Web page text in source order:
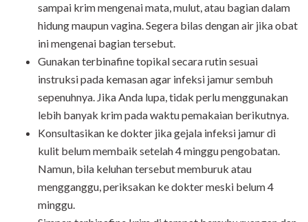
sampai krim mengenai mata, mulut, atau bagian dalam
hidung maupun vagina. Segera bilas dengan air jika obat
ini mengenai bagian tersebut.
Gunakan terbinafine topikal secara rutin sesuai
instruksi pada kemasan agar infeksi jamur sembuh
sepenuhnya. Jika Anda lupa, tidak perlu menggunakan
lebih banyak krim pada waktu pemakaian berikutnya.
Konsultasikan ke dokter jika gejala infeksi jamur di
kulit belum membaik setelah 4 minggu pengobatan.
Namun, bila keluhan tersebut memburuk atau
mengganggu, periksakan ke dokter meski belum 4
minggu.